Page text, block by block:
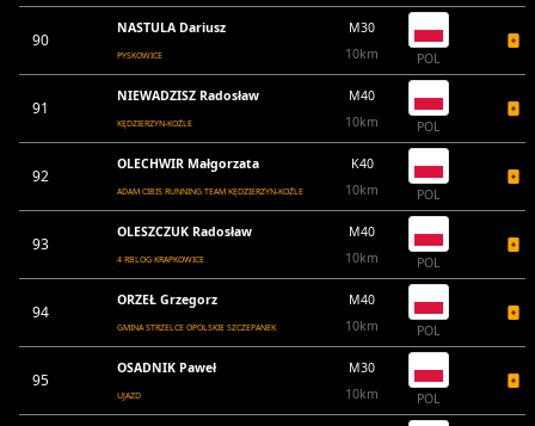
90
NASTULA Dariusz
PYSKOWICE
M30
10km
POL
91
NIEWADZISZ Radosław
KĘDZIERZYN-KOŹLE
M40
10km
POL
92
OLECHWIR Małgorzata
ADAM CIBIS RUNNING TEAM KĘDZIERZYN-KOŹLE
K40
10km
POL
93
OLESZCZUK Radosław
4 RBLOG KRAPKOWICE
M40
10km
POL
94
ORZEŁ Grzegorz
GMINA STRZELCE OPOLSKIE SZCZEPANEK
M40
10km
POL
95
OSADNIK Paweł
UJAZD
M30
10km
POL